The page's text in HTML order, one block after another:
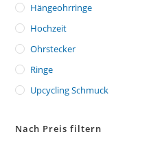
Hängeohrringe
Hochzeit
Ohrstecker
Ringe
Upcycling Schmuck
Nach Preis filtern